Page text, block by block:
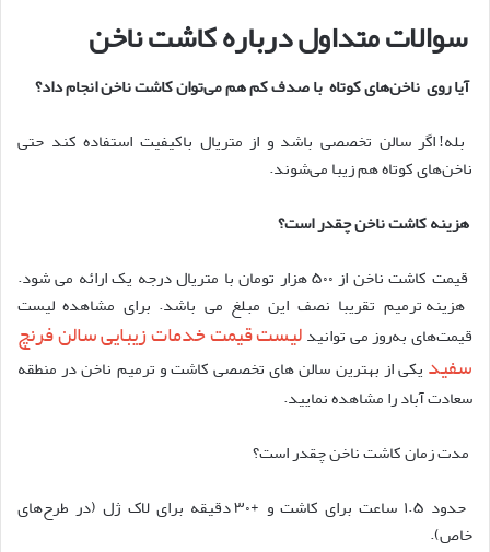
سوالات متداول درباره کاشت ناخن
آیا روی ناخنهای کوتاه با صدف کم هم میتوان کاشت ناخن انجام داد؟
بله! اگر سالن تخصصی باشد و از متریال باکیفیت استفاده کند حتی
ناخنهای کوتاه هم زیبا میشوند.
هزینه کاشت ناخن چقدر است؟
قیمت کاشت ناخن از۵۰۰هزار تومان با متریال درجه یک ارائه می شود.
هزینه ترمیم تقریبا نصف این مبلغ می باشد. برای مشاهده لیست
قیمتهای بهروز می توانیدلیست قیمت خدمات زیبایی سالن فرنچ
سفید یکی از بهترین سالن های تخصصی کاشت و ترمیم ناخن در منطقه
سعادت آباد را مشاهده نمایید.
مدت زمان کاشت ناخن چقدر است؟
حدود ۱.۵ ساعت برای کاشت و +۳۰دقیقه برای لاک ژل (در طرحهای
خاص).